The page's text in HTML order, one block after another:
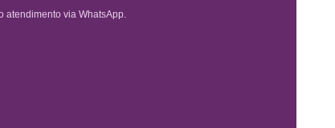
atendimento via WhatsApp.